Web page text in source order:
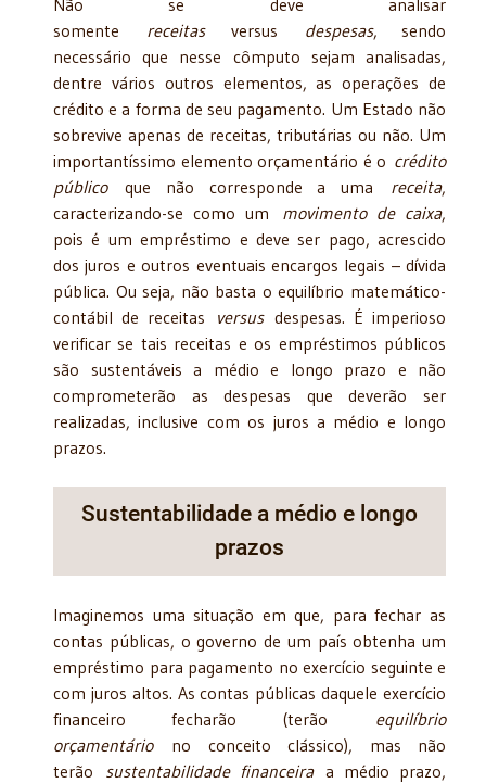
somente receitas versus despesas, sendo
necessário que nesse cômputo sejam analisadas,
dentre vários outros elementos, as operações de
crédito e a forma de seu pagamento. Um Estado não
sobrevive apenas de receitas, tributárias ou não. Um
importantíssimo elemento orçamentário é o crédito
públicoque não corresponde a uma receita,
caracterizando-se como um movimento de caixa,
pois é um empréstimo e deve ser pago, acrescido
dos juros e outros eventuais encargos legais – dívida
pública. Ou seja, não basta o equilíbrio matemático-
contábil de receitas versus despesas. É imperioso
verificar se tais receitas e os empréstimos públicos
são sustentáveis a médio e longo prazo e não
comprometerão as despesas que deverão ser
realizadas, inclusive com os juros a médio e longo
prazos.
Sustentabilidade a médio e longo
prazos
Imaginemos uma situação em que, para fechar as
contas públicas, o governo de um país obtenha um
empréstimo para pagamento no exercício seguinte e
com juros altos. As contas públicas daquele exercício
financeiro fecharão (terão equilíbrio
orçamentário no conceito clássico), mas não
terão sustentabilidade financeiraa médio prazo,